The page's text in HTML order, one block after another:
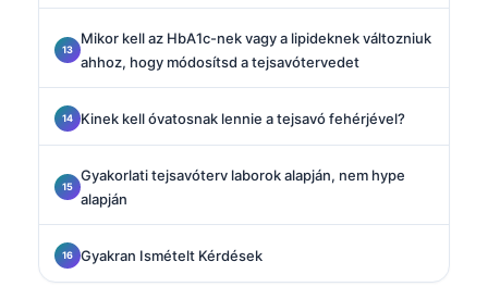
Mikor kell az HbA1c-nek vagy a lipideknek változniuk
ahhoz, hogy módosítsd a tejsavótervedet
Kinek kell óvatosnak lennie a tejsavó fehérjével?
Gyakorlati tejsavóterv laborok alapján, nem hype
alapján
Gyakran Ismételt Kérdések